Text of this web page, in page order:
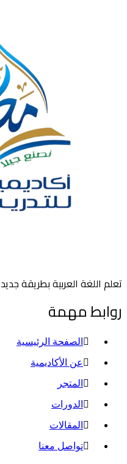
تعلم اللغة العربية بطريقة
روابط مهمة
الصفحة الرئيسية
عن الأكاديمية
المتجر
الدورات
المقالات
تواصل معنا